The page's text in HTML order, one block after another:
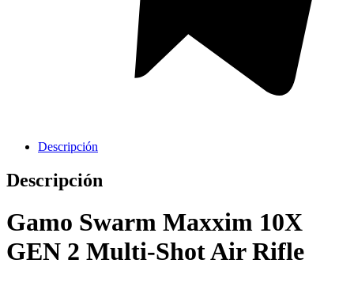
Descripción
Descripción
Gamo Swarm Maxxim 10X
GEN 2 Multi-Shot Air Rifle